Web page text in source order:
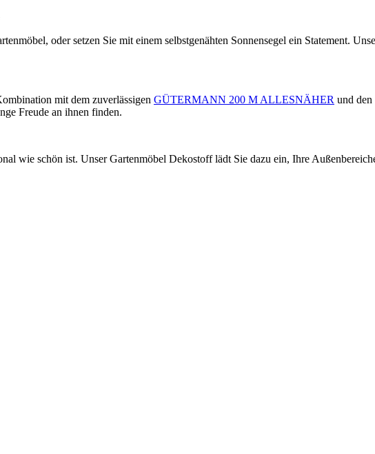
oder setzen Sie mit einem selbstgenähten Sonnensegel ein Statement.
mit dem zuverlässigen GÜTERMANN 200 M ALLESNÄHER und den
Freude an ihnen finden.
wie schön ist. Unser Gartenmöbel Dekostoff lädt Sie dazu ein, Ihre